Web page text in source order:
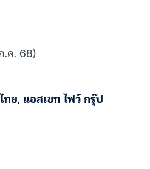
.ค. 68)
ทย, แอสเซท ไฟว์ กรุ๊ป